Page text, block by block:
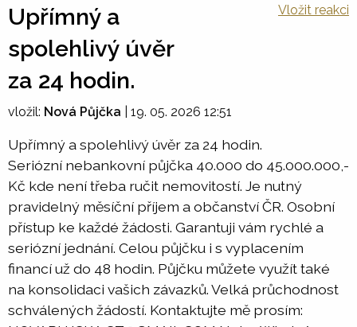
Upřímný a
spolehlivý úvěr
za 24 hodin.
Vložit reakci
vložil: Nová Půjčka 19. 05. 2026 12:51
Upřímný a spolehlivý úvěr za 24 hodin.
Seriózní nebankovní půjčka 40.000 do 45.000.000,-
Kč kde není třeba ručit nemovitostí. Je nutný
pravidelný měsíční příjem a občanství ČR. Osobní
přístup ke každé žádosti. Garantuji vám rychlé a
seriózní jednání. Celou půjčku i s vyplacením
financí už do 48 hodin. Půjčku můžete využít také
na konsolidaci vašich závazků. Velká průchodnost
schválených žádostí. Kontaktujte mě prosím: